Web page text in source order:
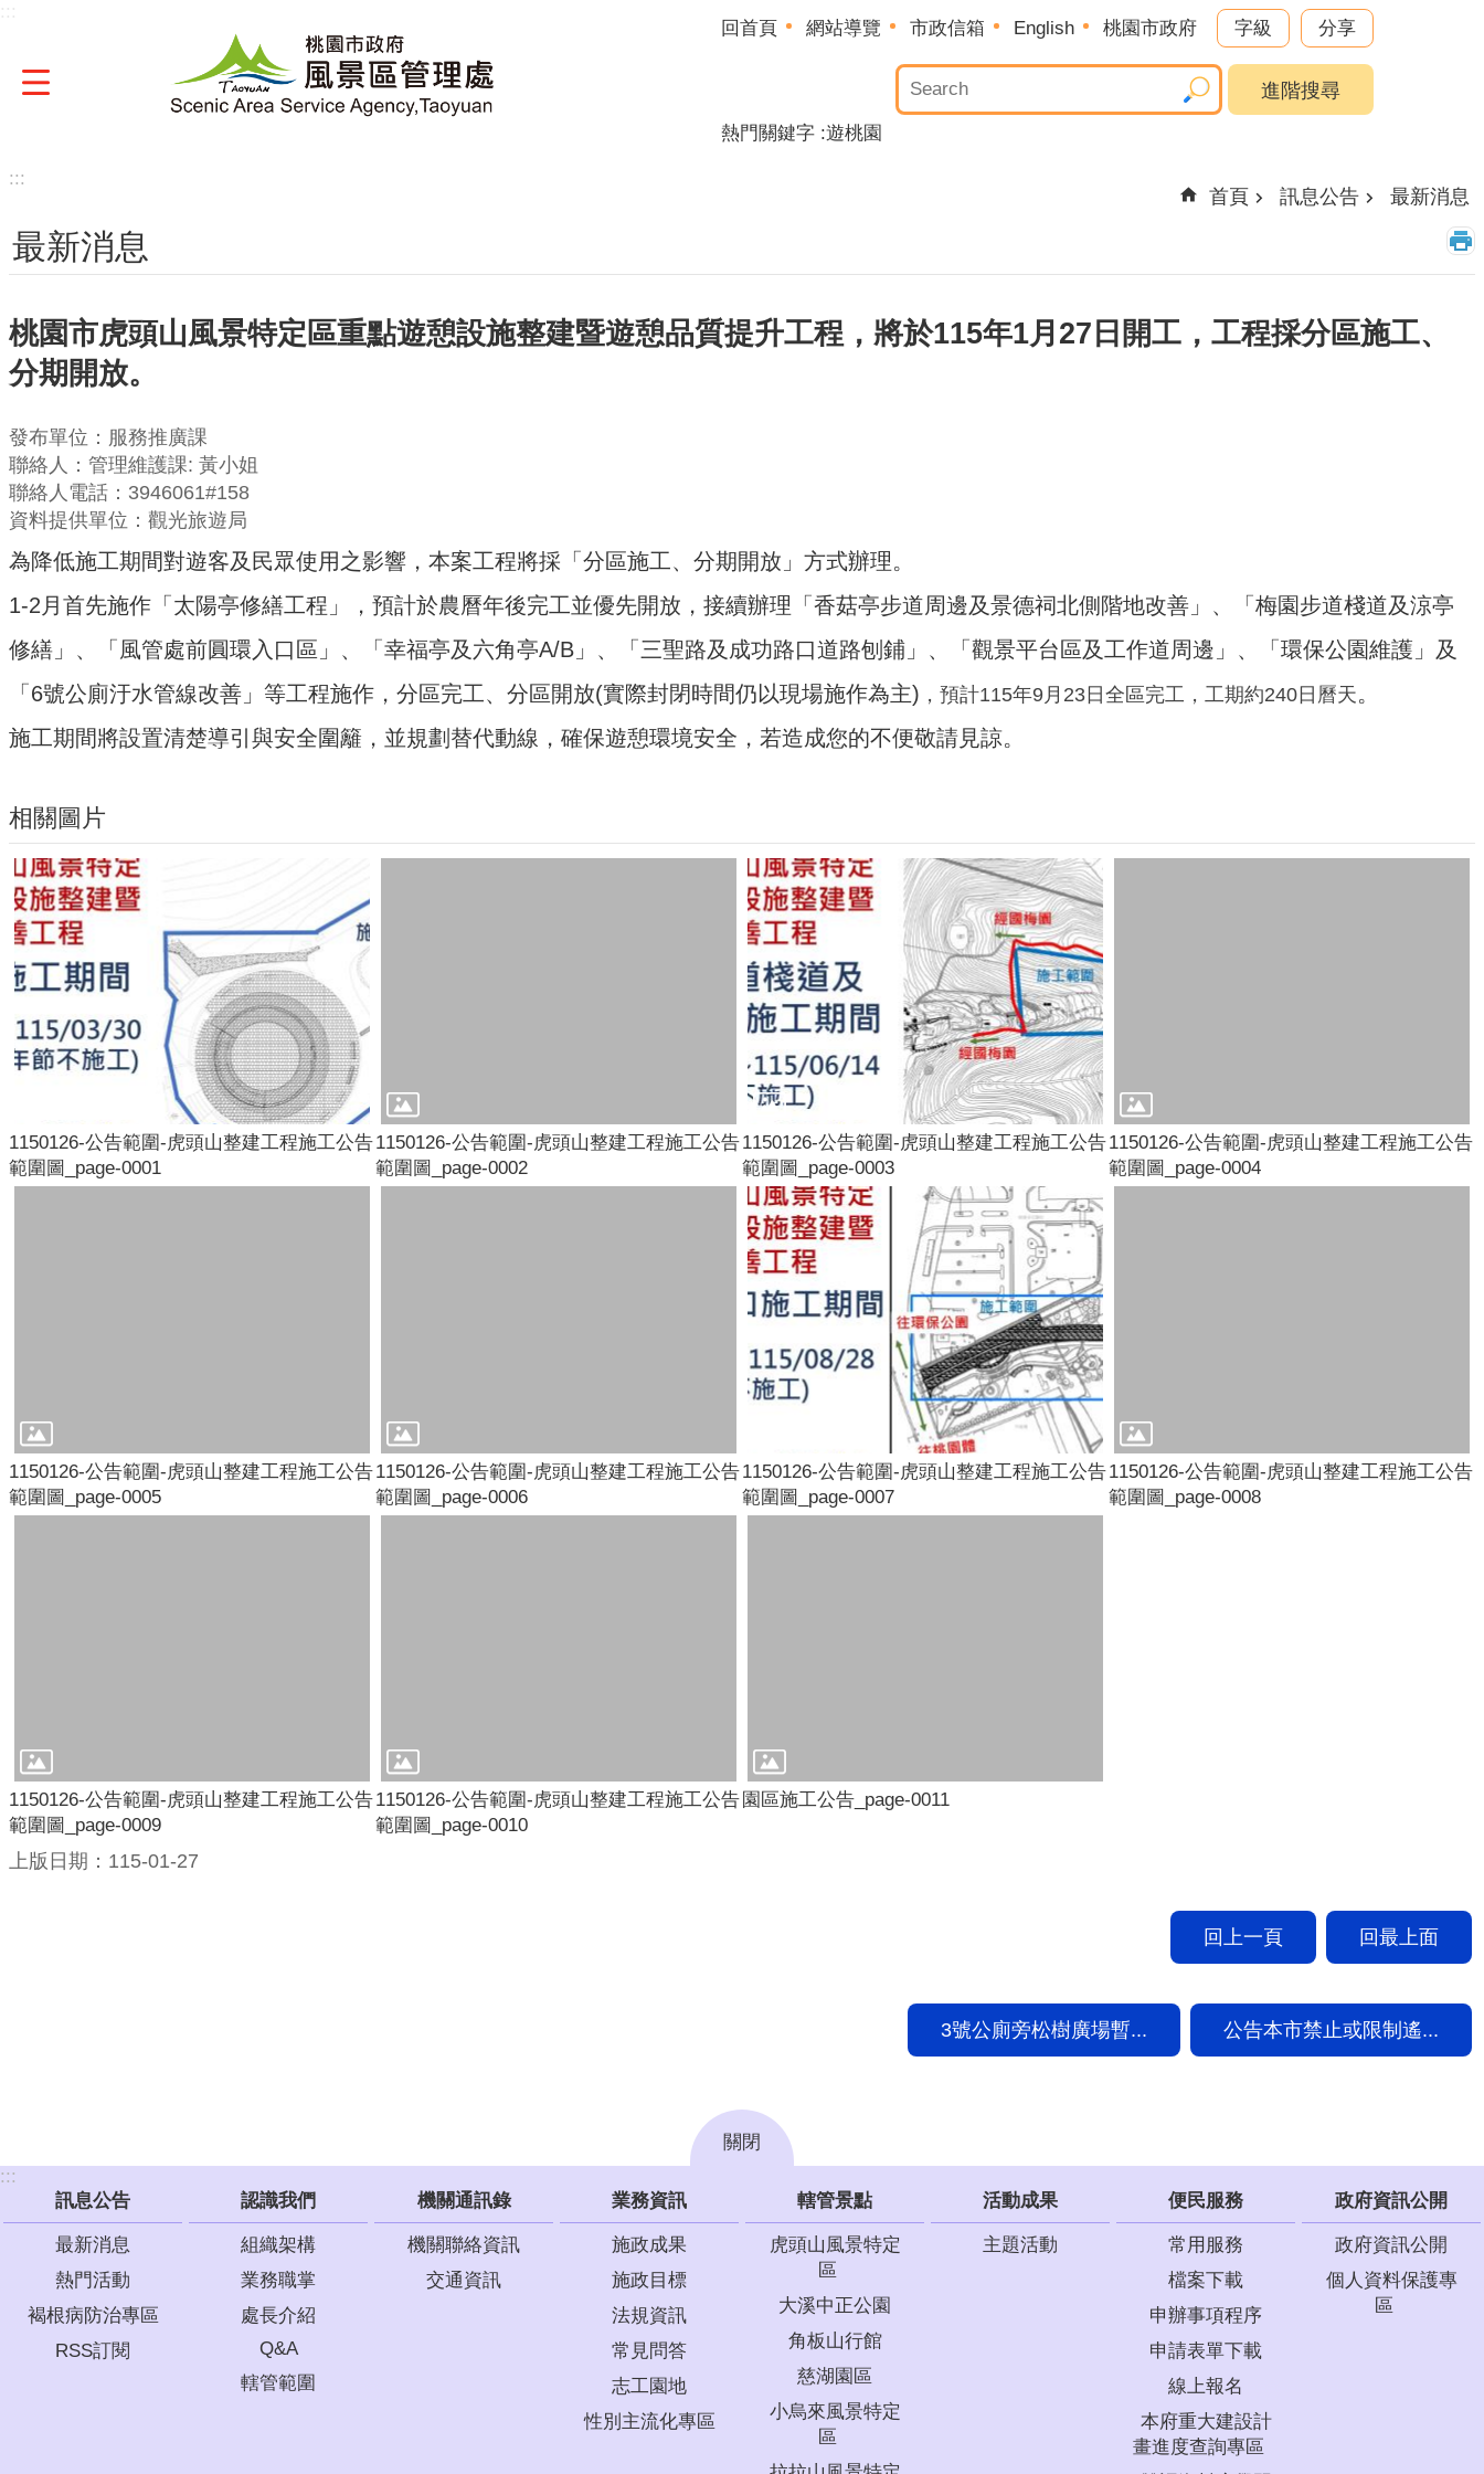
回首頁 網站導覽 市政信箱 English 桃園市政府 字級 分享
進階搜尋
熱門關鍵字 遊桃園
:::
首頁 訊息公告 最新消息
最新消息
桃園市虎頭山風景特定區重點遊憩設施整建暨遊憩品質提升工程，將於115年1月27日開工，工程採分區施工、
分期開放。
發布單位：服務推廣課
聯絡人：管理維護課: 黃小姐
聯絡人電話：3946061#158
資料提供單位：觀光旅遊局
為降低施工期間對遊客及民眾使用之影響，本案工程將採「分區施工、分期開放」方式辦理。
1-2月首先施作「太陽亭修繕工程」，預計於農曆年後完工並優先開放，接續辦理「香菇亭步道周邊及景德祠北側階地改善」、「梅園步道棧道及涼亭
修繕」、「風管處前圓環入口區」、「幸福亭及六角亭A/B」、「三聖路及成功路口道路刨鋪」、「觀景平台區及工作道周邊」、「環保公園維護」及
「6號公廁汙水管線改善」等工程施作，分區完工、分區開放(實際封閉時間仍以現場施作為主) ，預計115年9月23日全區完工，工期約240日曆天。
施工期間將設置清楚導引與安全圍籬，並規劃替代動線，確保遊憩環境安全，若造成您的不便敬請見諒。
相關圖片
1150126-公告範圍-虎頭山整建工程施工公告
範圍圖_page-0001
1150126-公告範圍-虎頭山整建工程施工公告
範圍圖_page-0002
1150126-公告範圍-虎頭山整建工程施工公告
範圍圖_page-0003
1150126-公告範圍-虎頭山整建工程施工公告
範圍圖_page-0004
1150126-公告範圍-虎頭山整建工程施工公告
範圍圖_page-0005
1150126-公告範圍-虎頭山整建工程施工公告
範圍圖_page-0006
1150126-公告範圍-虎頭山整建工程施工公告
範圍圖_page-0007
1150126-公告範圍-虎頭山整建工程施工公告
範圍圖_page-0008
1150126-公告範圍-虎頭山整建工程施工公告
範圍圖_page-0009
1150126-公告範圍-虎頭山整建工程施工公告
範圍圖_page-0010
園區施工公告_page-0011
上版日期：115-01-27
回上一頁 回最上面
3號公廁旁松樹廣場暫... 公告本市禁止或限制遙...
關閉
:::
訊息公告
最新消息
熱門活動
褐根病防治專區
RSS訂閱
認識我們
組織架構
業務職掌
處長介紹
Q&A
轄管範圍
機關通訊錄
機關聯絡資訊
交通資訊
業務資訊
施政成果
施政目標
法規資訊
常見問答
志工園地
性別主流化專區
轄管景點
虎頭山風景特定
區
大溪中正公園
角板山行館
慈湖園區
小烏來風景特定
區
活動成果
主題活動
便民服務
常用服務
檔案下載
申辦事項程序
申請表單下載
線上報名
本府重大建設計
畫進度查詢專區
政府資訊公開
政府資訊公開
個人資料保護專
區